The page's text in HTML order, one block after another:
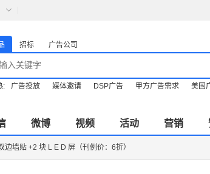
招标 广告公司
: 广告投放 媒体邀请 DSP广告 甲方广告需求 美国
微博 视频 活动 营销
墙贴 +2 块 L E D 屏（刊例价：6折）